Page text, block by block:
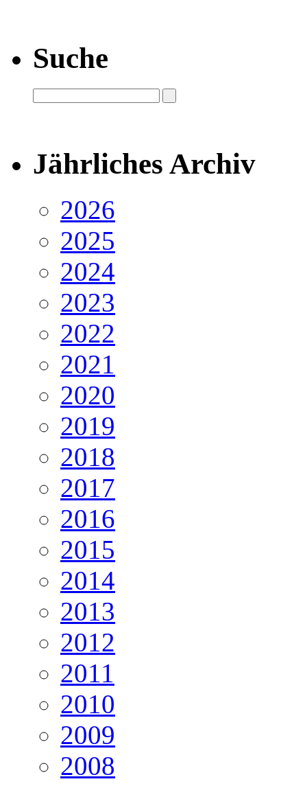
Suche
Jährliches Archiv
2026
2025
2024
2023
2022
2021
2020
2019
2018
2017
2016
2015
2014
2013
2012
2011
2010
2009
2008